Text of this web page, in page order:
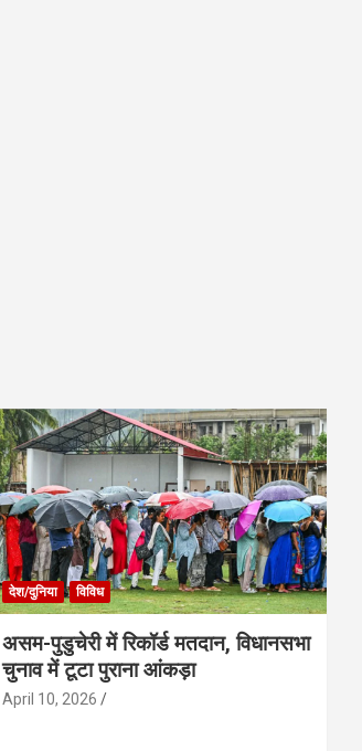
देश/दुनिया विविध
असम-पुडुचेरी में रिकॉर्ड मतदान, विधानसभा
चुनाव में टूटा पुराना आंकड़ा
April 10, 2026